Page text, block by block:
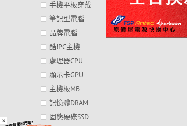
×
手機平板穿戴
筆記型電腦
品牌電腦
酷!PC主機
處理器CPU
顯示卡GPU
主機板MB
記憶體DRAM
固態硬碟SSD